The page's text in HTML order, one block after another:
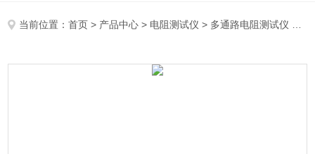
当前位置：首页 > 产品中心 > 电阻测试仪 > 多通路电阻测试仪